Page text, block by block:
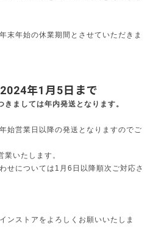
末年始の休業期間とさせていただきま
年1月5日まで
ましては年内発送となります。
始営業日以降の発送となりますのでご
いたします。
せについては1月6日以降順次ご対応さ
ンストアをよろしくお願いいたしま